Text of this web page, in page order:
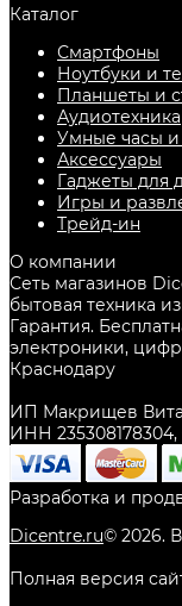
Каталог
Смартфоны
Ноутбуки и
Планшеты и
Аудиотехника
Умные часы и
Аксессуары
Гаджеты для
Игры и
Трейд-ин
О компании
Сеть магазинов
бытовая техника
Гарантия.
электроники,
Краснодару
ИП Макрищев
ИНН
Разработка и
Dicentre.ru© 2026.
Полная версия